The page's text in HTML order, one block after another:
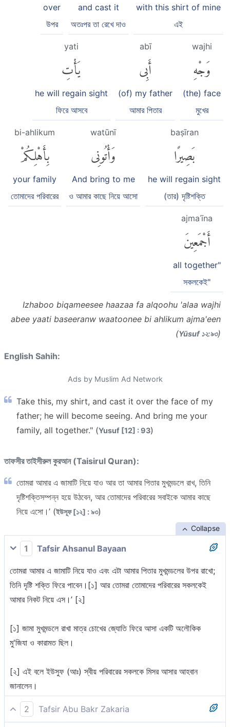
with this shirt of mine
এই
and cast it
অতঃপর তা রেখে দাও
over
উপর
wajhi
وَجْهِ
(the) face
মুখের
abī
أَبِى
(of) my father
আমার পিতার
yati
يَأْتِ
he will regain sight
ফিরে আসবে
baṣīran
بَصِيرًا
he will regain sight
(তার) দৃষ্টিশক্তি
watūnī
وَأْتُونِى
And bring to me
ও আমার কাছে নিয়ে আসো
bi-ahlikum
بِأَهْلِكُمْ
your family
তোমাদের পরিবারের
ajmaʿīna
أَجْمَعِينَ
all together"
সকলকেই"
Izhaboo biqameesee haazaa fa alqoohu 'alaa wajhi
abee yaati baseeranw waatoonee bi ahlikum ajma'een
(Yūsuf ১২:৯৩)
English Sahih:
Ads by Muslim Ad Network
Take this, my shirt, and cast it over the face of my
father; he will become seeing. And bring me your
family, all together." (Yusuf [12] : 93)
তাফসীর তাইসীরুল কুরআন (Taisirul Quran):
তোমরা আমার এ জামাটি নিয়ে যাও আর তা আমার পিতার মুখমন্ডলে রাখ, তিনি
দৃষ্টিশক্তিসম্পন্ন হয়ে উঠবেন, আর তোমাদের পরিবারের সবাইকে আমার কাছে
নিয়ে এসো।’ (ইউসূফ [১২] : ৯৩)
Collapse
1 Tafsir Ahsanul Bayaan
তোমরা আমার এ জামাটি নিয়ে যাও এবং এটা আমার পিতার মুখমন্ডলের উপর রাখো;
তিনি দৃষ্টি শক্তি ফিরে পাবেন।[১] আর তোমরা তোমাদের পরিবারের সকলকেই
আমার নিকট নিয়ে এস।’ [২]
[১] জামা মুখমন্ডলে রাখা মাত্র চোখের জ্যোতি ফিরে আসা একটি অলৌকিক
মু'জিযা ও কারামত ছিল।
[২] এই বলে ইউসুফ (আঃ) স্বীয় পরিবারের সকলকে মিসর আসার আহবান
জানালেন।
2 Tafsir Abu Bakr Zakaria